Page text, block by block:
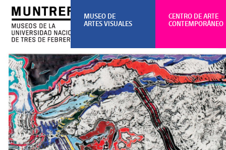
CENTRO DE ARTE
CONTEMPORÁNEO
MUSEO DE
ARTES VISUALES